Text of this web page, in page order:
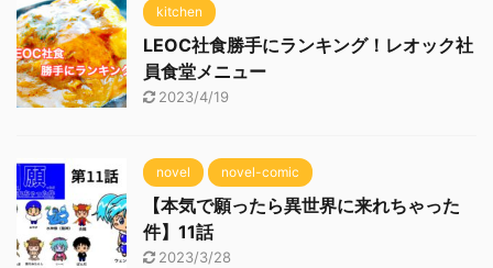
kitchen
LEOC社食勝手にランキング！レオック社
員食堂メニュー
2023/4/19
novel novel-comic
【本気で願ったら異世界に来れちゃった
件】11話
2023/3/28